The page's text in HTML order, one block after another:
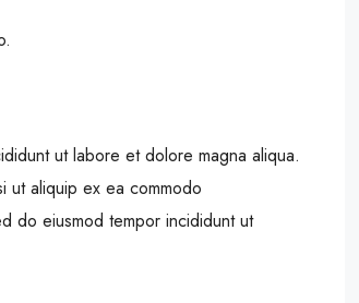
ut labore et dolore magna aliqua.
ut aliquip ex ea commodo
do eiusmod tempor incididunt ut